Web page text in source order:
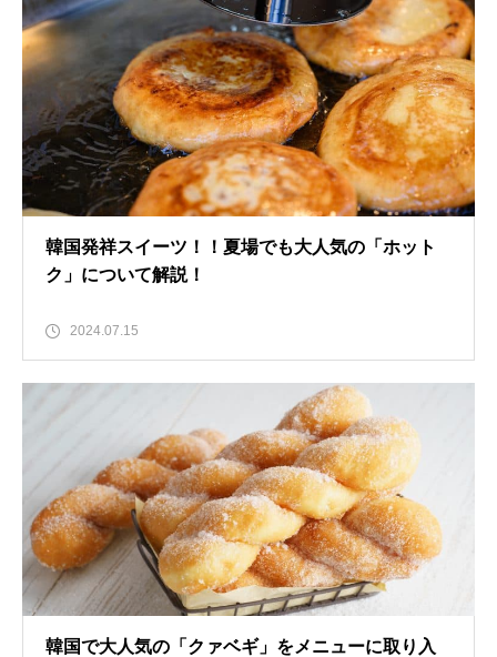
韓国発祥スイーツ！！夏場でも大人気の「ホット
ク」について解説！
2024.07.15
韓国で大人気の「クァベギ」をメニューに取り入